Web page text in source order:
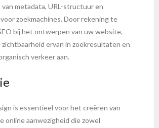
metadata, URL-structuur en
zoekmachines. Door rekening te
bij het ontwerpen van uw website,
ervan in zoekresultaten en
verkeer aan.
is essentieel voor het creëren van
online aanwezigheid die zowel